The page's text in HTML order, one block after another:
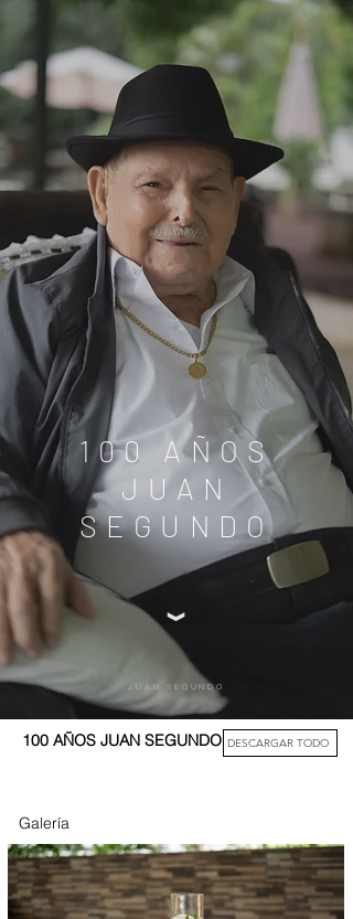
100 AÑOS
JUAN
SEGUNDO
JUAN SEGUNDO
100 AÑOS JUAN SEGUNDO DESCARGAR TODO
Galería